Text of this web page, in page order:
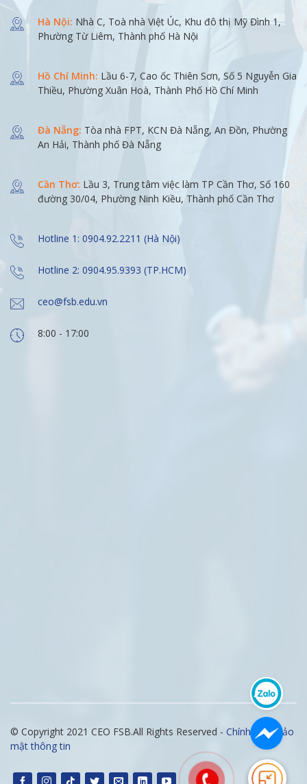
Hà Nội: Nhà C, Toà nhà Việt Úc, Khu đô thị Mỹ Đình 1,
Phường Từ Liêm, Thành phố Hà Nội
Hồ Chí Minh: Lầu 6-7, Cao ốc Thiên Sơn, Số 5 Nguyễn Gia
Thiều, Phường Xuân Hoà, Thành Phố Hồ Chí Minh
Đà Nẵng: Tòa nhà FPT, KCN Đà Nẵng, An Đồn, Phường
An Hải, Thành phố Đà Nẵng
Cần Thơ: Lầu 3, Trung tâm việc làm TP Cần Thơ, Số 160
đường 30/04, Phường Ninh Kiều, Thành phố Cần Thơ
Hotline 1: 0904.92.2211 (Hà Nội)
Hotline 2: 0904.95.9393 (TP.HCM)
ceo@fsb.edu.vn
8:00 - 17:00
© Copyright 2021 CEO FSB.All Rights Reserved - Chính sách bảo
mật thông tin